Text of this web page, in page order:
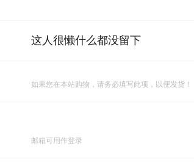
这人很懒什么都没留下
如果您在本站购物，请务必填写此项，以便发货！
邮箱可用作登录